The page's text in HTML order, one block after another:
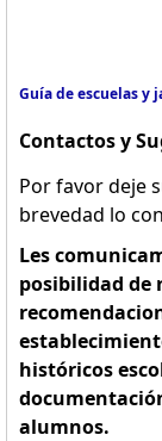
Guía de escuelas y
Contactos y
Por favor deje
brevedad lo
Les
posibilidad de
históricos
alumnos.